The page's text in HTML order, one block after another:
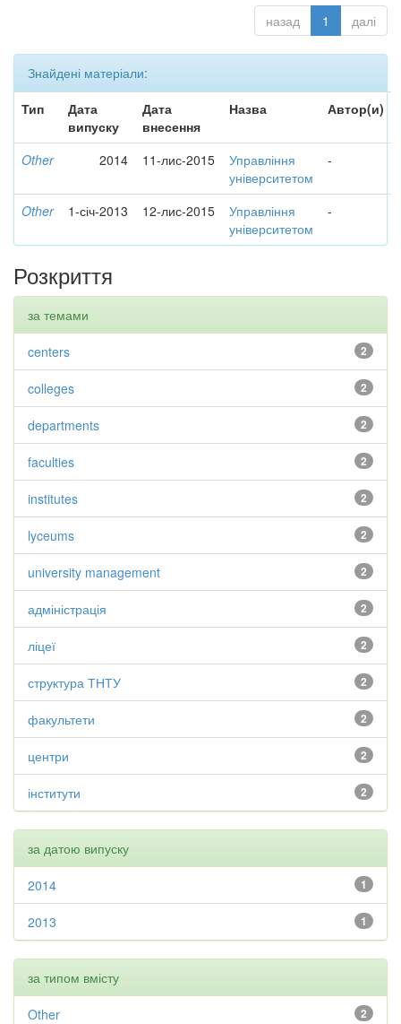
назад 1 далі
Знайдені матеріали:
Тип
Дата
випуску
Дата
внесення
Назва Автор(и)
Other 2014 11-лис-2015
Управління
університетом
-
Other 1-січ-2013 12-лис-2015
Управління
університетом
-
Розкриття
за темами
2
centers
2
colleges
2
departments
2
faculties
2
institutes
2
lyceums
2
university management
2
адміністрація
2
ліцеї
2
структура ТНТУ
2
факультети
2
центри
2
інститути
за датою випуску
1
2014
1
2013
за типом вмісту
2
Other